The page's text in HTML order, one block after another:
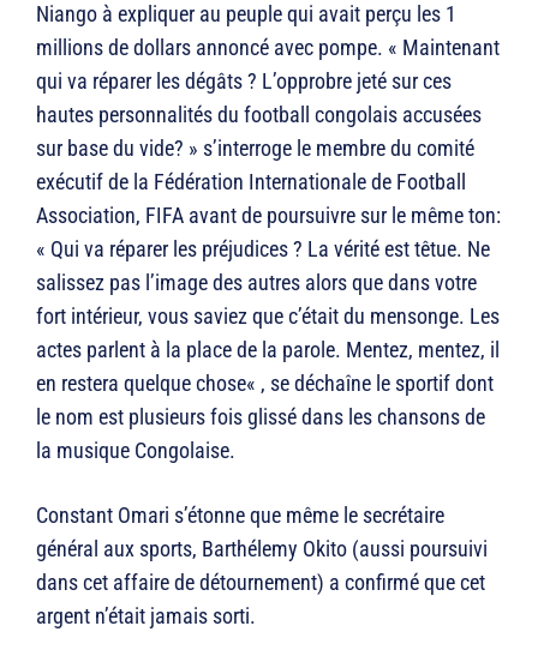
Niango à expliquer au peuple qui avait perçu les 1
millions de dollars annoncé avec pompe. « Maintenant
qui va réparer les dégâts ? L’opprobre jeté sur ces
hautes personnalités du football congolais accusées
sur base du vide? » s’interroge le membre du comité
exécutif de la Fédération Internationale de Football
Association, FIFA avant de poursuivre sur le même ton:
« Qui va réparer les préjudices ? La vérité est têtue. Ne
salissez pas l’image des autres alors que dans votre
fort intérieur, vous saviez que c’était du mensonge. Les
actes parlent à la place de la parole. Mentez, mentez, il
en restera quelque chose« , se déchaîne le sportif dont
le nom est plusieurs fois glissé dans les chansons de
la musique Congolaise.
Constant Omari s’étonne que même le secrétaire
général aux sports, Barthélemy Okito (aussi poursuivi
dans cet affaire de détournement) a confirmé que cet
argent n’était jamais sorti.